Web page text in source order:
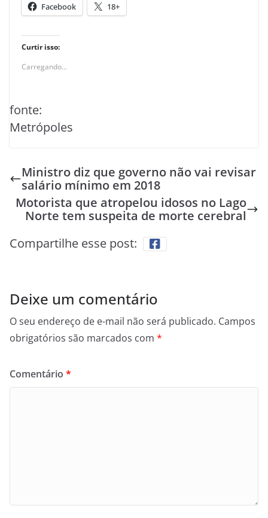
Facebook 18+
Curtir isso:
Carregando...
fonte:
Metrópoles
Ministro diz que governo não vai revisar
salário mínimo em 2018
Motorista que atropelou idosos no Lago
Norte tem suspeita de morte cerebral
Compartilhe esse post:
Deixe um comentário
O seu endereço de e-mail não será publicado. Campos
obrigatórios são marcados com *
Comentário *